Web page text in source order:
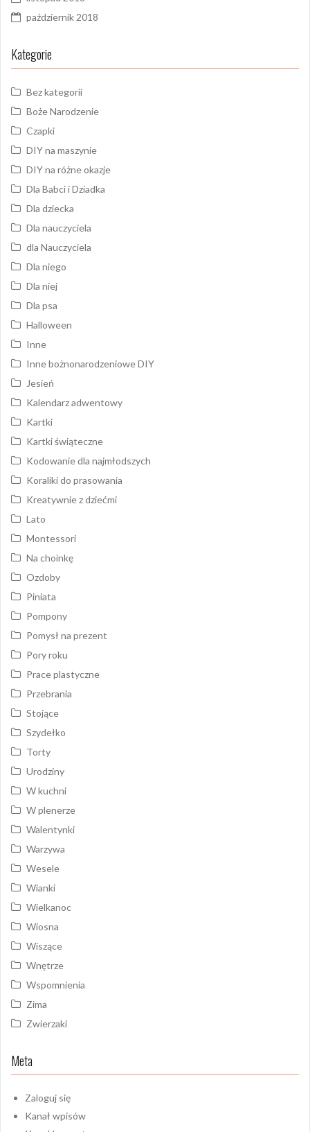
październik 2018
Kategorie
Bez kategorii
Boże Narodzenie
Czapki
DIY na maszynie
DIY na różne okazje
Dla Babci i Dziadka
Dla dziecka
Dla nauczyciela
dla Nauczyciela
Dla niego
Dla niej
Dla psa
Halloween
Inne
Inne bożnonarodzeniowe DIY
Jesień
Kalendarz adwentowy
Kartki
Kartki świąteczne
Kodowanie dla najmłodszych
Koraliki do prasowania
Kreatywnie z dziećmi
Lato
Montessori
Na choinkę
Ozdoby
Piniata
Pompony
Pomysł na prezent
Pory roku
Prace plastyczne
Przebrania
Stojące
Szydełko
Torty
Urodziny
W kuchni
W plenerze
Walentynki
Warzywa
Wesele
Wianki
Wielkanoc
Wiosna
Wiszące
Wnętrze
Wspomnienia
Zima
Zwierzaki
Meta
Zaloguj się
Kanał wpisów